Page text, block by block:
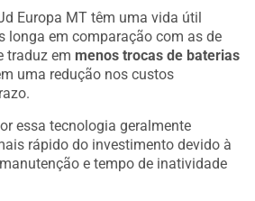
Europa MT têm uma vida útil
longa em comparação com as de
traduz em
menos trocas de baterias
uma redução nos custos
essa tecnologia geralmente
rápido do investimento devido à
e tempo de inatividade